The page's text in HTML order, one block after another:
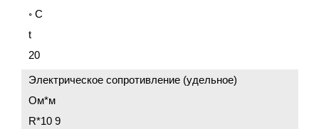
◦ C
t
20
Электрическое сопротивление (удельное)
Ом*м
R*10 9